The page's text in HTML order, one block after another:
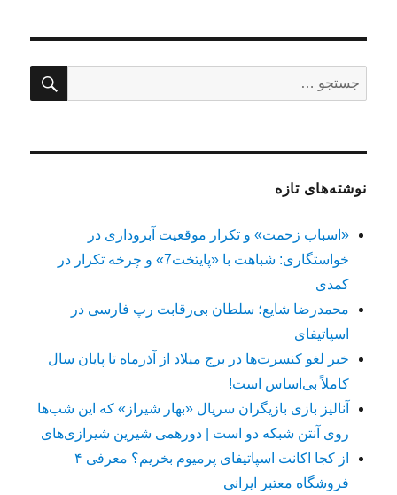
برای:
نوشته‌های تازه
«اسباب زحمت» و تکرار موقعیت آبروداری در
خواستگاری: شباهت با «پایتخت7» و چرخه تکرار در
کمدی
محمدرضا شایع؛ سلطان بی‌رقابت رپ فارسی در
اسپاتیفای
خبر لغو کنسرت‌ها در برج میلاد از آذرماه تا پایان سال
کاملاً بی‌اساس است!
آنالیز بازی بازیگران سریال «بهار شیراز» که این شب‌ها
روی آنتن شبکه دو است | دورهمی شیرین شیرازی‌های
از کجا اکانت اسپاتیفای پرمیوم بخریم؟ معرفی ۴
فروشگاه معتبر ایرانی